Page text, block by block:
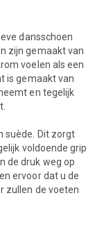
dansschoen
zijn gemaakt van
voelen als een
is gemaakt van
en tegelijk
suède. Dit zorgt
voldoende grip
de druk weg op
ervoor dat u de
zullen de voeten